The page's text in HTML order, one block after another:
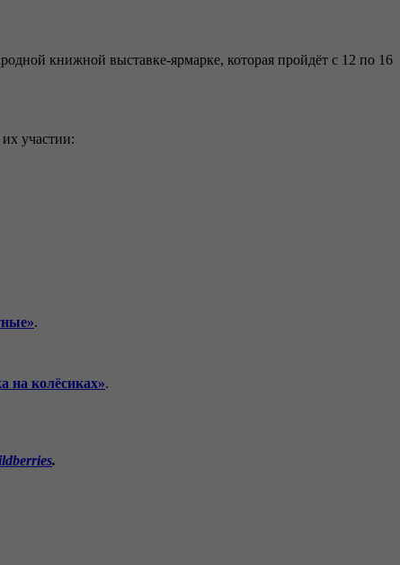
книжной выставке-ярмарке, которая пройдёт с 12 по 16
участии:
.
на колёсиках».
.